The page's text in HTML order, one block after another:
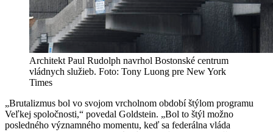
Architekt Paul Rudolph navrhol Bostonské centrum
vládnych služieb. Foto: Tony Luong pre New York
Times
„Brutalizmus bol vo svojom vrcholnom období štýlom programu
Veľkej spoločnosti,“ povedal Goldstein. „Bol to štýl možno
posledného významného momentu, keď sa federálna vláda